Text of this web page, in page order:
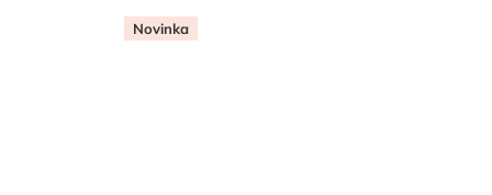
Novinka